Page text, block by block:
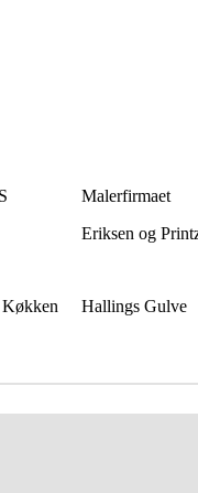
Malerfirmaet
Eriksen og
Hallings Gulve